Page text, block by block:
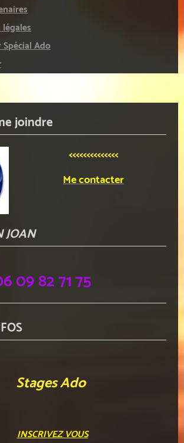
Spécial Ado
joindre
<<<<<<<<<<<<<<
Me contacter
JOAN
09 82 71 75
Stages Ado
INSCRIVEZ VOUS